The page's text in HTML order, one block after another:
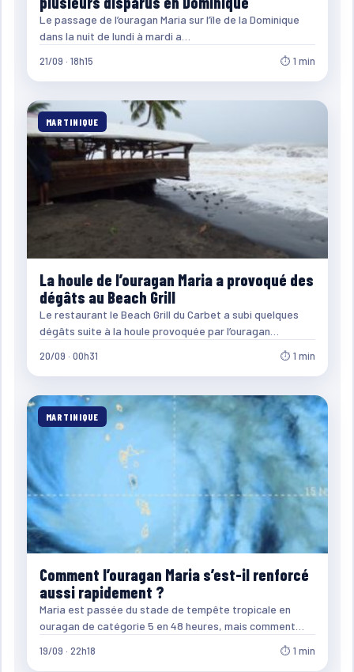
Le passage de l’ouragan Maria sur l’île de la Dominique
dans la nuit de lundi à mardi a…
21/09 · 18h15 ⏱ 1 min
MARTINIQUE
La houle de l’ouragan Maria a provoqué des
dégâts au Beach Grill
Le restaurant le Beach Grill du Carbet a subi quelques
dégâts suite à la houle provoquée par l’ouragan…
20/09 · 00h31 ⏱ 1 min
MARTINIQUE
Comment l’ouragan Maria s’est-il renforcé
aussi rapidement ?
Maria est passée du stade de tempête tropicale en
ouragan de catégorie 5 en 48 heures, mais comment…
19/09 · 22h18 ⏱ 1 min